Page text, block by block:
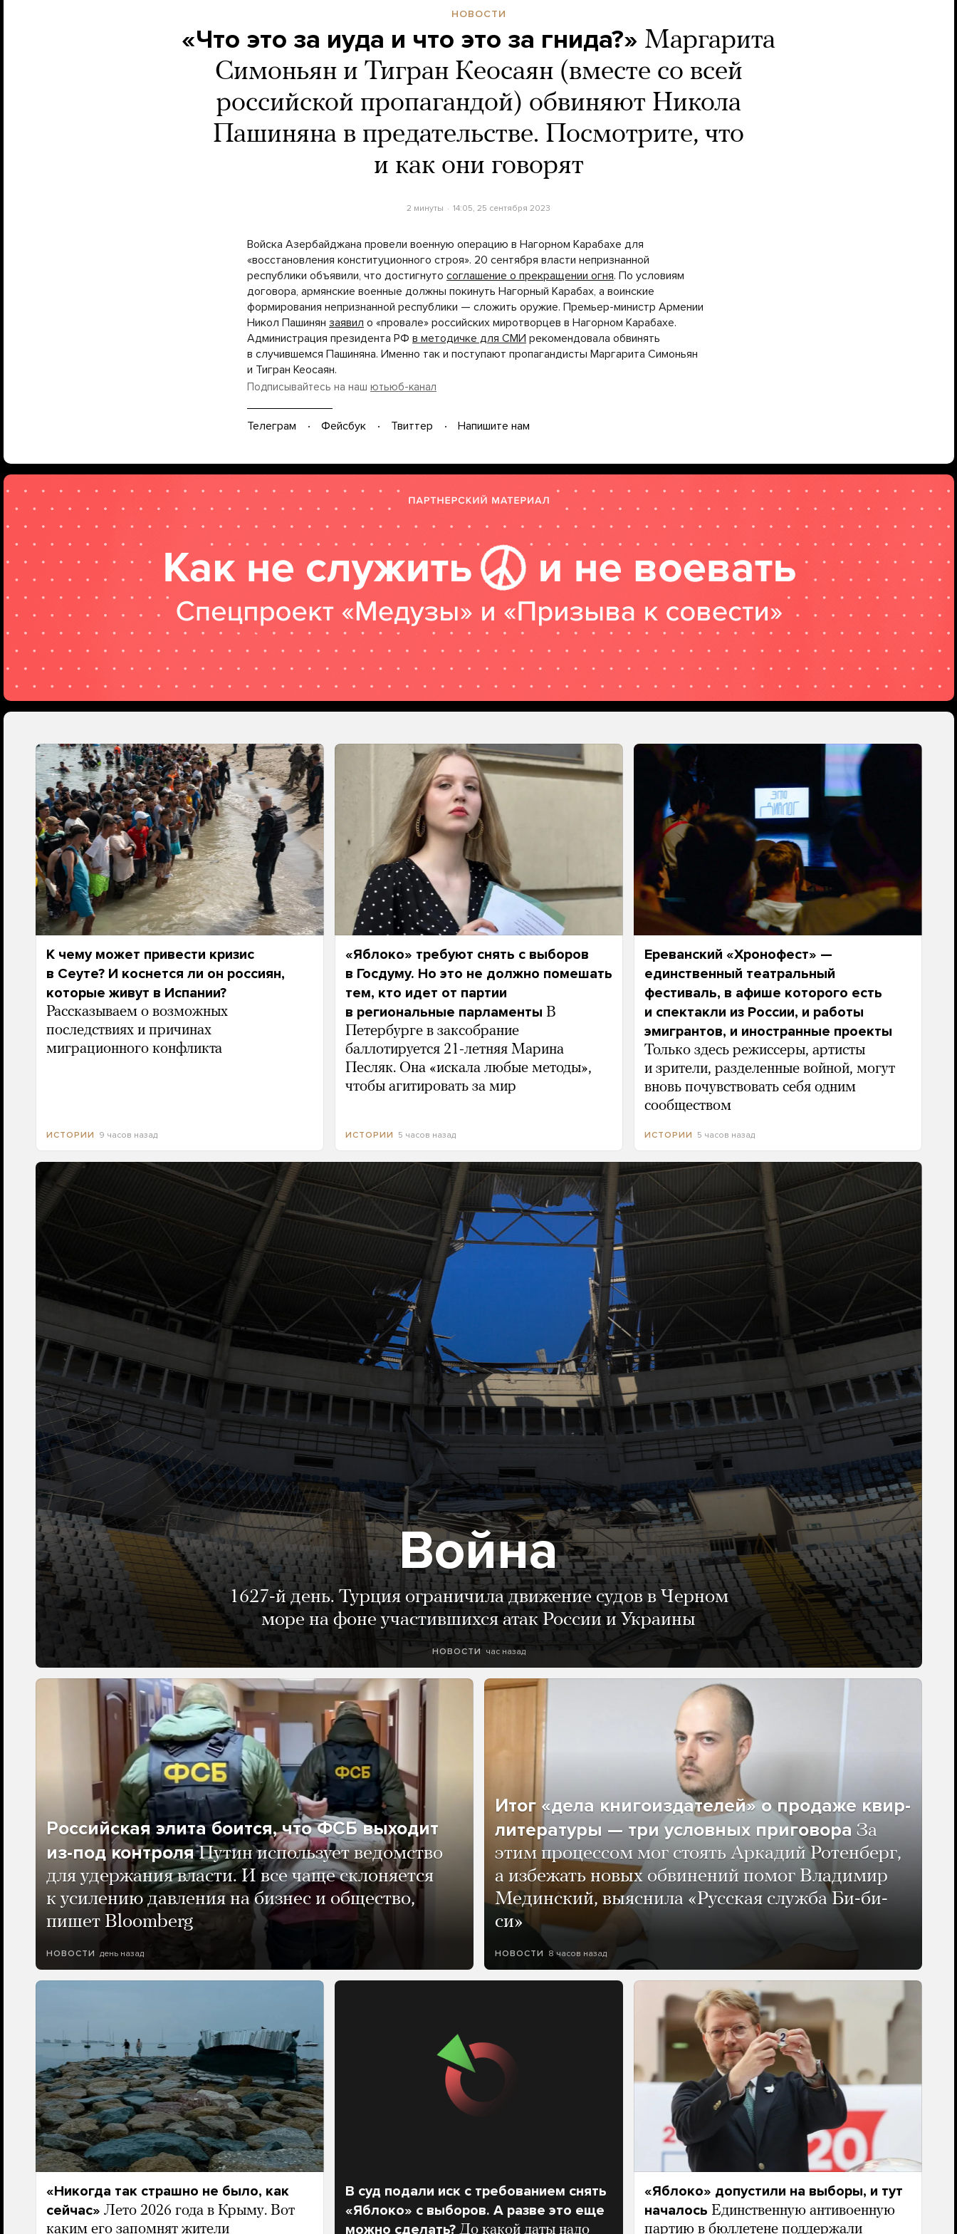
НОВОСТИ
«Что это за иуда и что это за гнида?» Маргарита
Симоньян и Тигран Кеосаян (вместе со всей
российской пропагандой) обвиняют Никола
Пашиняна в предательстве. Посмотрите, что
и как они говорят
2 минуты 14:05, 25 сентября 2023
Войска Азербайджана провели военную операцию в Нагорном Карабахе для
«восстановления конституционного строя». 20 сентября власти непризнанной
республики объявили, что достигнуто соглашение о прекращении огня. По условиям
договора, армянские военные должны покинуть Нагорный Карабах, а воинские
формирования непризнанной республики — сложить оружие. Премьер-министр Армении
Никол Пашинян заявил о «провале» российских миротворцев в Нагорном Карабахе.
Администрация президента РФ в методичке для СМИ рекомендовала обвинять
в случившемся Пашиняна. Именно так и поступают пропагандисты Маргарита Симоньян
и Тигран Кеосаян.
Подписывайтесь на наш ютьюб-канал
Телеграм Фейсбук Твиттер Напишите нам
К чему может привести кризис
в Сеуте? И коснется ли он россиян,
которые живут в Испании?
Рассказываем о возможных
последствиях и причинах
миграционного конфликта
ИСТОРИИ 9 часов назад
«Яблоко» требуют снять с выборов
в Госдуму. Но это не должно помешать
тем, кто идет от партии
в региональные парламенты В
Петербурге в заксобрание
баллотируется 21-летняя Марина
Песляк. Она «искала любые методы»,
чтобы агитировать за мир
ИСТОРИИ 5 часов назад
Ереванский «Хронофест» —
единственный театральный
фестиваль, в афише которого есть
и спектакли из России, и работы
эмигрантов, и иностранные проекты
Только здесь режиссеры, артисты
и зрители, разделенные войной, могут
вновь почувствовать себя одним
сообществом
ИСТОРИИ 5 часов назад
Война
1627-й день. Турция ограничила движение судов в Черном
море на фоне участившихся атак России и Украины
НОВОСТИ час назад
Российская элита боится, что ФСБ выходит
из-под контроля Путин использует ведомство
для удержания власти. И все чаще склоняется
к усилению давления на бизнес и общество,
пишет Bloomberg
НОВОСТИ день назад
Итог «дела книгоиздателей» о продаже квир-
литературы — три условных приговора За
этим процессом мог стоять Аркадий Ротенберг,
а избежать новых обвинений помог Владимир
Мединский, выяснила «Русская служба Би-би-
си»
НОВОСТИ 8 часов назад
«Никогда так страшно не было, как
сейчас» Лето 2026 года в Крыму. Вот
каким его запомнят жители
В суд подали иск с требованием снять
«Яблоко» с выборов. А разве это еще
можно сделать? До какой даты надо
«Яблоко» допустили на выборы, и тут
началось Единственную антивоенную
партию в бюллетене поддержали